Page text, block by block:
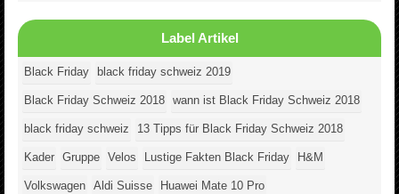
Label Artikel
Black Friday black friday schweiz 2019
Black Friday Schweiz 2018 wann ist Black Friday Schweiz 2018
black friday schweiz 13 Tipps für Black Friday Schweiz 2018
Kader Gruppe Velos Lustige Fakten Black Friday H&M
Volkswagen Aldi Suisse Huawei Mate 10 Pro